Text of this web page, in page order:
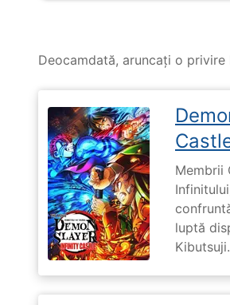
Deocamdată, aruncați o privire
Membrii
luptă
Kibutsuji.